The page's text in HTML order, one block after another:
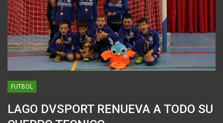
FUTBOL
LAGO DVSPORT RENUEVA A TODO SU